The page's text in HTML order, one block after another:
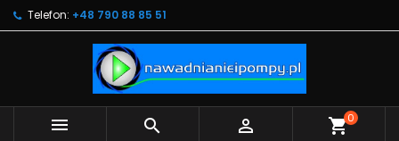
Telefon: +48 790 88 85 51
   shopping_cart0
Moje listy życzeń ×
Utwórz nową listę
Utwórz listę życzeń ×
Nazwa listy życzeń
Zaloguj się ×
Musisz być zalogowany by zapisać produkty na
swojej liście życzeń.